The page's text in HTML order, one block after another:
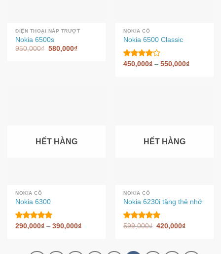
ĐIỆN THOẠI NẮP TRƯỢT
Nokia 6500s
950,000₫ 580,000₫
NOKIA CỔ
Nokia 6500 Classic
Được
450,000₫ –550,000₫
HẾT HÀNG
NOKIA CỔ
Nokia 6300
Được xếp
290,000₫ –390,000₫
HẾT HÀNG
NOKIA CỔ
Nokia 6230i tặng thẻ nhớ
Được xếp
599,000₫ 420,000₫